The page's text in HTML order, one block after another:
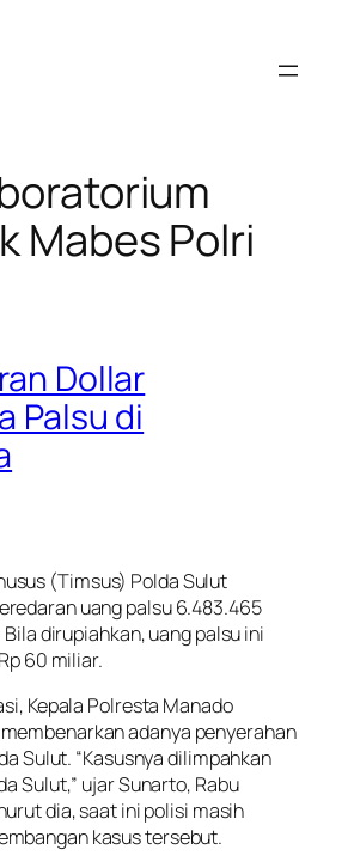
Mabes Polri
Dollar
Palsu di
(Timsus) Polda Sulut
uang palsu 6.483.465
dirupiahkan, uang palsu ini
60 miliar.
Kepala Polresta Manado
adanya penyerahan
Sulut. “Kasusnya dilimpahkan
Sulut,” ujar Sunarto, Rabu
dia, saat ini polisi masih
kasus tersebut.